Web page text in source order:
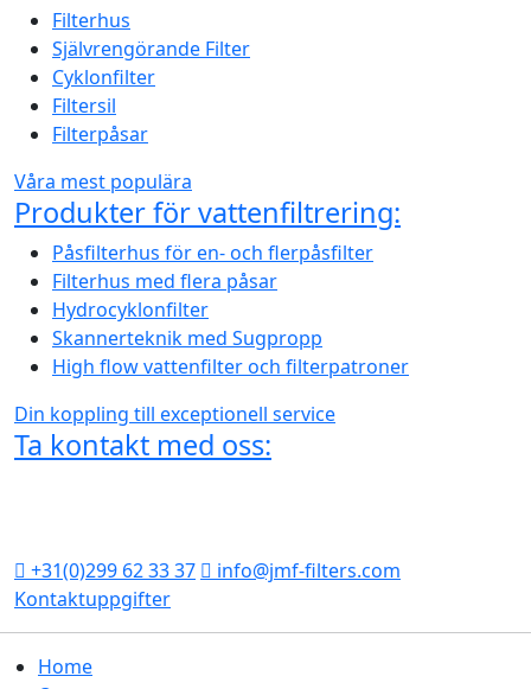
Filterhus
Självrengörande Filter
Cyklonfilter
Filtersil
Filterpåsar
Våra mest populära
Produkter för vattenfiltrering:
Påsfilterhus för en- och flerpåsfilter
Filterhus med flera påsar
Hydrocyklonfilter
Skannerteknik med Sugpropp
High flow vattenfilter och filterpatroner
Din koppling till exceptionell service
Ta kontakt med oss:
+31(0)299 62 33 37
info@jmf-filters.com
Kontaktuppgifter
Home